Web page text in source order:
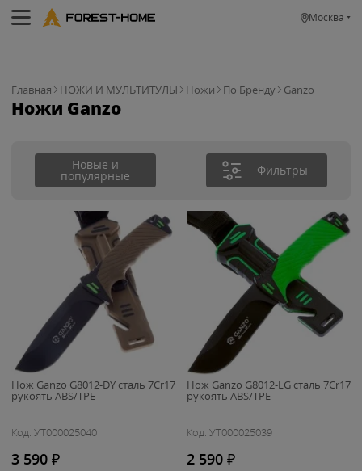
Москва
Главная НОЖИ И МУЛЬТИТУЛЫ Ножи По Бренду Ganzo
Ножи Ganzo
Новые и
популярные Фильтры
Нож Ganzo G8012-DY cталь 7Cr17
рукоять ABS/TPE
Код: УТ000025040
3 590 ₽
Нож Ganzo G8012-LG cталь 7Cr17
рукоять ABS/TPE
Код: УТ000025039
2 590 ₽